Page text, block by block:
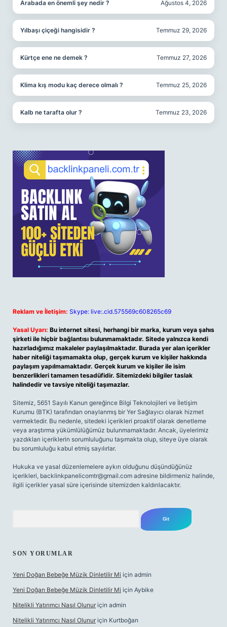
Arabada en önemli şey nedir ? Ağustos 4, 2026
Yılbaşı çiçeği hangisidir ? Temmuz 29, 2026
Kürtçe ene ne demek ? Temmuz 27, 2026
Klima kış modu kaç derece olmalı ? Temmuz 25, 2026
Kalb ne tarafta olur ? Temmuz 23, 2026
Reklam ve İletişim: Skype: live:.cid.575569c608265c69
Yasal Uyarı: Bu internet sitesi, herhangi bir marka, kurum veya şahıs
şirketi ile hiçbir bağlantısı bulunmamaktadır. Sitede yalnızca kendi
hazırladığımız makaleler paylaşılmaktadır. Burada yer alan içerikler
haber niteliği taşımamakta olup, gerçek kurum ve kişiler hakkında
paylaşım yapılmamaktadır. Gerçek kurum ve kişiler ile isim
benzerlikleri tamamen tesadüfidir. Sitemizdeki bilgiler taslak
halindedir ve tavsiye niteliği taşımazlar.
Sitemiz, 5651 Sayılı Kanun gereğince Bilgi Teknolojileri ve İletişim
Kurumu (BTK) tarafından onaylanmış bir Yer Sağlayıcı olarak hizmet
vermektedir. Bu nedenle, sitedeki içerikleri proaktif olarak denetleme
veya araştırma yükümlülüğümüz bulunmamaktadır. Ancak, üyelerimiz
yazdıkları içeriklerin sorumluluğunu taşımakta olup, siteye üye olarak
bu sorumluluğu kabul etmiş sayılırlar.
Hukuka ve yasal düzenlemelere aykırı olduğunu düşündüğünüz
içerikleri, backlinkpanelicomtr@gmail.com adresine bildirmeniz halinde,
ilgili içerikler yasal süre içerisinde sitemizden kaldırılacaktır.
SON YORUMLAR
Yeni Doğan Bebeğe Müzik Dinletilir Mi için admin
Yeni Doğan Bebeğe Müzik Dinletilir Mi için Aybike
Nitelikli Yatırımcı Nasıl Olunur için admin
Nitelikli Yatırımcı Nasıl Olunur için Kurtboğan